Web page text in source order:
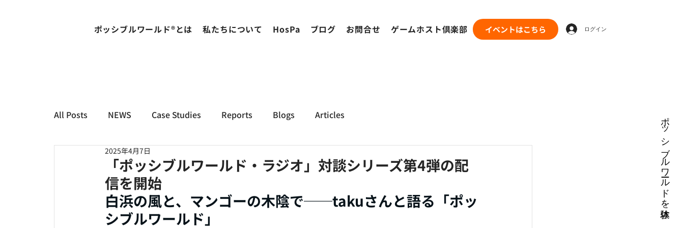
ポッシブルワールド®とは 私たちについて HosPa ブログ お問合せ ゲームホスト倶楽部 イベントはこちら ログイン
All Posts NEWS Case Studies Reports Blogs Articles
「ポッシブルワールド・ラジオ」対談シリーズ第4弾の配
信を開始
2025年4月7日
白浜の風と、マンゴーの木陰で──takuさんと語る「ポッ
シブルワールド」
ポッシブルワールドを体験